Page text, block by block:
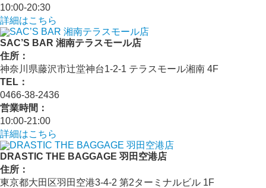
10:00-20:30
詳細はこちら
SAC’S BAR 湘南テラスモール店
住所：
神奈川県藤沢市辻堂神台1-2-1 テラスモール湘南 4F
TEL：
0466-38-2436
営業時間：
10:00-21:00
詳細はこちら
DRASTIC THE BAGGAGE 羽田空港店
住所：
東京都大田区羽田空港3-4-2 第2ターミナルビル 1F